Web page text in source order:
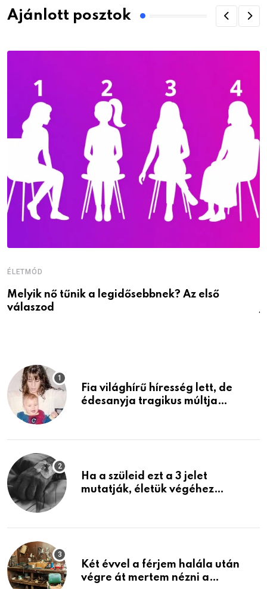
Ajánlott posztok
ÉLETMÓD
Melyik nő tűnik a legidősebbnek? Az első
válaszod
Fia világhírű híresség lett, de
édesanyja tragikus múltja
Ha a szüleid ezt a 3 jelet
mutatják, életük végéhez
Két évvel a férjem halála után
végre át mertem nézni a